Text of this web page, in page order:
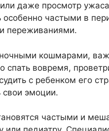
даже просмотр
частыми в
переживаниями.
кошмарами,
вовремя,
с ребенком его
свои эмоции.
частыми и